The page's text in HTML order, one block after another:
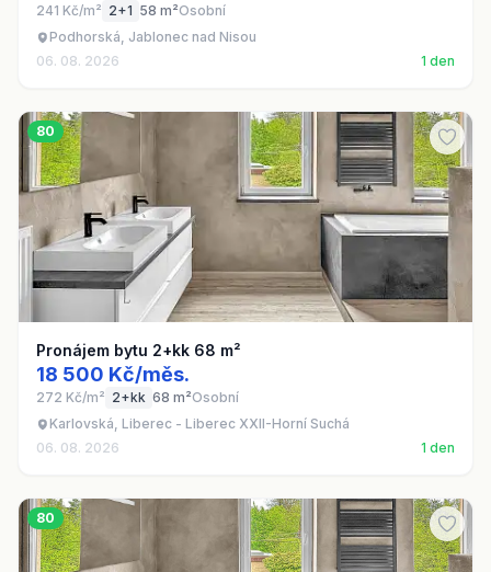
241 Kč/m² 2+1 58 m²Osobní
Podhorská, Jablonec nad Nisou
06. 08. 2026
1 den
80
Pronájem bytu 2+kk 68 m²
18 500 Kč/měs.
272 Kč/m² 2+kk 68 m²Osobní
Karlovská, Liberec - Liberec XXII-Horní Suchá
06. 08. 2026
1 den
80